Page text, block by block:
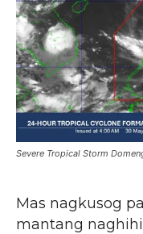
Severe Tropical Storm
Mas nagkusog
mantang